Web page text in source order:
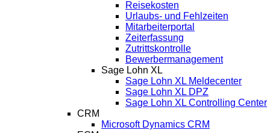
Reisekosten
Urlaubs- und Fehlzeiten
Mitarbeiterportal
Zeiterfassung
Zutrittskontrolle
Bewerbermanagement
Sage Lohn XL
Sage Lohn XL Meldecenter
Sage Lohn XL DPZ
Sage Lohn XL Controlling Center
CRM
Microsoft Dynamics CRM